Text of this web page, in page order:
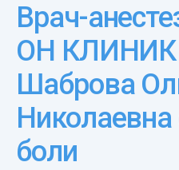
Врач-анестезиолог МЦ
ОН КЛИНИК
Шаброва
Николаевна
боли